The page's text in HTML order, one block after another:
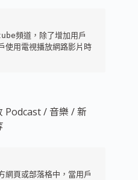
頻道，除了增加用戶
使用電視播放網路影片時
Podcast / 音樂 / 新
網頁或部落格中，當用戶